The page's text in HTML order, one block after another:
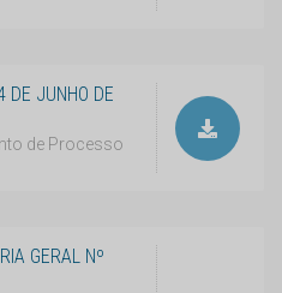
DE JUNHO DE
de Processo
GERAL Nº